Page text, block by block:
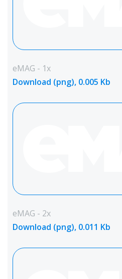
eMAG - 1x
Download (png), 0.005 Kb
eMAG - 2x
Download (png), 0.011 Kb